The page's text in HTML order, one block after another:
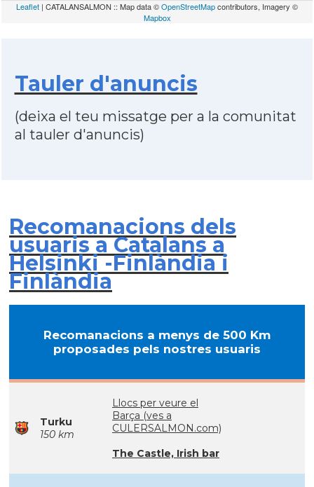
Leaflet | CATALANSALMON :: Map data ©OpenStreetMapcontributors, Imagery ©
Mapbox
Tauler d'anuncis
(deixa el teu missatge per a la comunitat
al tauler d'anuncis)
Recomanacions dels
usuaris a Catalans a
Helsinki -Finlàndia i
Finlàndia
Recomanacions a menys de 500 Km
proposades pels nostres usuaris
Turku
150 km
Llocs per veure el
Barça (ves a
CULERSALMON.com)
The Castle, Irish bar